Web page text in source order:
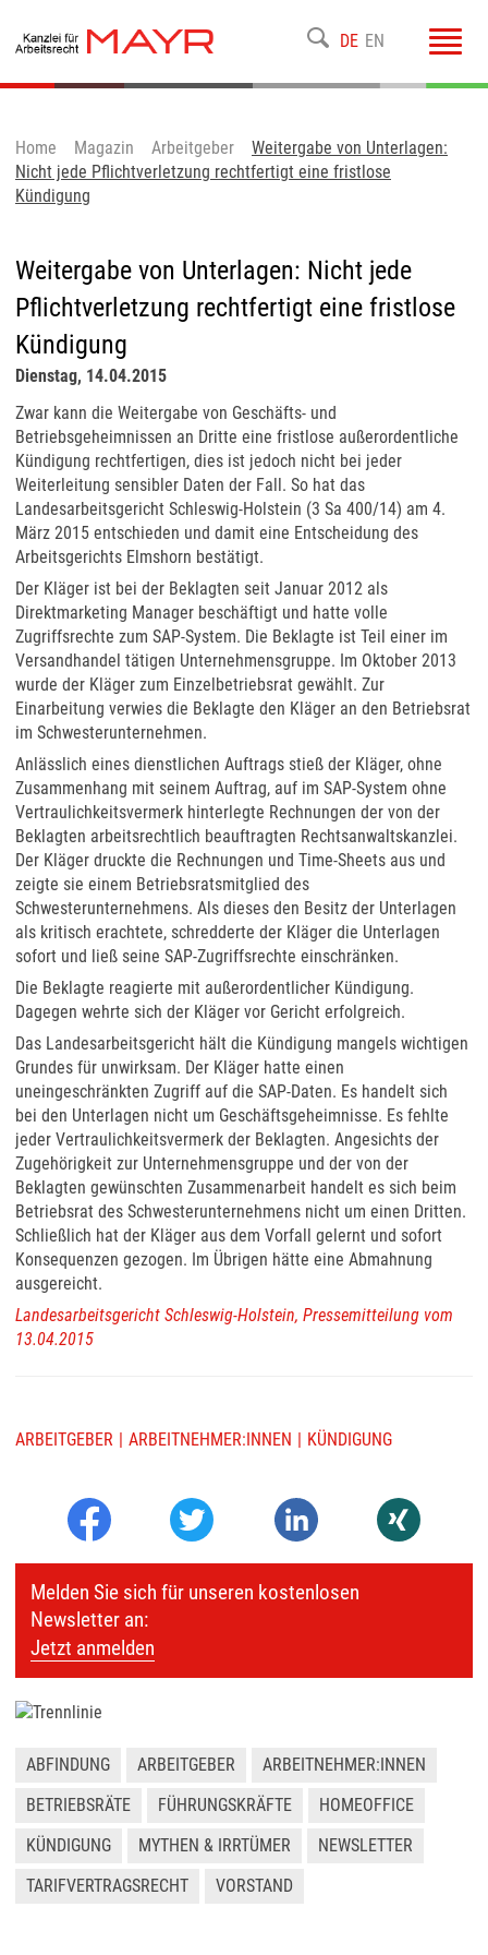
DE EN
Home Magazin Arbeitgeber
Weitergabe von Unterlagen:
Nicht jede Pflichtverletzung rechtfertigt eine fristlose
Kündigung
Weitergabe von Unterlagen: Nicht jede
Pflichtverletzung rechtfertigt eine fristlose
Kündigung
Dienstag, 14.04.2015
Zwar kann die Weitergabe von Geschäfts- und
Betriebsgeheimnissen an Dritte eine fristlose außerordentliche
Kündigung rechtfertigen, dies ist jedoch nicht bei jeder
Weiterleitung sensibler Daten der Fall. So hat das
Landesarbeitsgericht Schleswig-Holstein (3 Sa 400/14) am 4.
März 2015 entschieden und damit eine Entscheidung des
Arbeitsgerichts Elmshorn bestätigt.
Der Kläger ist bei der Beklagten seit Januar 2012 als
Direktmarketing Manager beschäftigt und hatte volle
Zugriffsrechte zum SAP-System. Die Beklagte ist Teil einer im
Versandhandel tätigen Unternehmensgruppe. Im Oktober 2013
wurde der Kläger zum Einzelbetriebsrat gewählt. Zur
Einarbeitung verwies die Beklagte den Kläger an den Betriebsrat
im Schwesterunternehmen.
Anlässlich eines dienstlichen Auftrags stieß der Kläger, ohne
Zusammenhang mit seinem Auftrag, auf im SAP-System ohne
Vertraulichkeitsvermerk hinterlegte Rechnungen der von der
Beklagten arbeitsrechtlich beauftragten Rechtsanwaltskanzlei.
Der Kläger druckte die Rechnungen und Time-Sheets aus und
zeigte sie einem Betriebsratsmitglied des
Schwesterunternehmens. Als dieses den Besitz der Unterlagen
als kritisch erachtete, schredderte der Kläger die Unterlagen
sofort und ließ seine SAP-Zugriffsrechte einschränken.
Die Beklagte reagierte mit außerordentlicher Kündigung.
Dagegen wehrte sich der Kläger vor Gericht erfolgreich.
Das Landesarbeitsgericht hält die Kündigung mangels wichtigen
Grundes für unwirksam. Der Kläger hatte einen
uneingeschränkten Zugriff auf die SAP-Daten. Es handelt sich
bei den Unterlagen nicht um Geschäftsgeheimnisse. Es fehlte
jeder Vertraulichkeitsvermerk der Beklagten. Angesichts der
Zugehörigkeit zur Unternehmensgruppe und der von der
Beklagten gewünschten Zusammenarbeit handelt es sich beim
Betriebsrat des Schwesterunternehmens nicht um einen Dritten.
Schließlich hat der Kläger aus dem Vorfall gelernt und sofort
Konsequenzen gezogen. Im Übrigen hätte eine Abmahnung
ausgereicht.
Landesarbeitsgericht Schleswig-Holstein, Pressemitteilung vom
13.04.2015
ARBEITGEBER ARBEITNEHMER:INNEN KÜNDIGUNG
Melden Sie sich für unseren kostenlosen
Newsletter an:
Jetzt anmelden
ABFINDUNG ARBEITGEBER
ARBEITNEHMER:INNEN
BETRIEBSRÄTE
FÜHRUNGSKRÄFTE
HOMEOFFICE
KÜNDIGUNG
MYTHEN & IRRTÜMER
NEWSLETTER
TARIFVERTRAGSRECHT
VORSTAND